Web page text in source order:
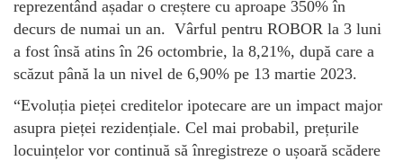
reprezentând așadar o creștere cu aproape 350% în
decurs de numai un an. Vârful pentru ROBOR la 3 luni
a fost însă atins în 26 octombrie, la 8,21%, după care a
scăzut până la un nivel de 6,90% pe 13 martie 2023.
“Evoluția pieței creditelor ipotecare are un impact major
asupra pieței rezidențiale. Cel mai probabil, prețurile
locuințelor vor continuă să înregistreze o ușoară scădere